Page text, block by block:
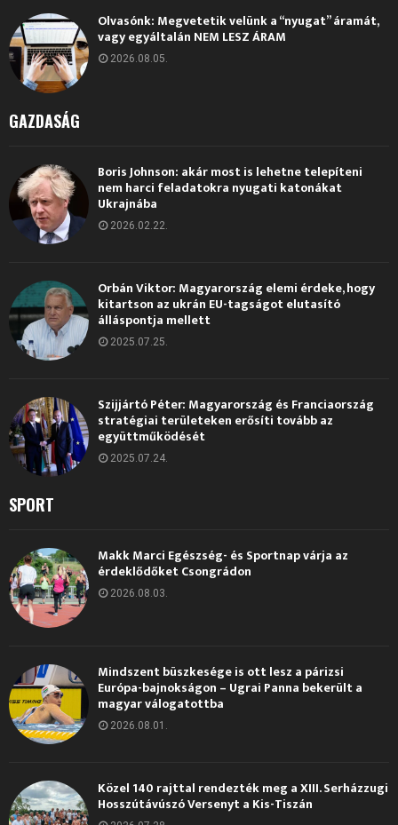
Olvasónk: Megvetetik velünk a “nyugat” áramát,
vagy egyáltalán NEM LESZ ÁRAM
2026.08.05.
GAZDASÁG
Boris Johnson: akár most is lehetne telepíteni
nem harci feladatokra nyugati katonákat
Ukrajnába
2026.02.22.
Orbán Viktor: Magyarország elemi érdeke, hogy
kitartson az ukrán EU-tagságot elutasító
álláspontja mellett
2025.07.25.
Szijjártó Péter: Magyarország és Franciaország
stratégiai területeken erősíti tovább az
együttműködését
2025.07.24.
SPORT
Makk Marci Egészség- és Sportnap várja az
érdeklődőket Csongrádon
2026.08.03.
Mindszent büszkesége is ott lesz a párizsi
Európa-bajnokságon – Ugrai Panna bekerült a
magyar válogatottba
2026.08.01.
Közel 140 rajttal rendezték meg a XIII. Serházzugi
Hosszútávúszó Versenyt a Kis-Tiszán